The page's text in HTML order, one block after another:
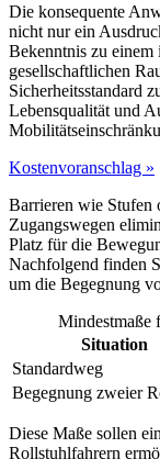
Die konsequente
nicht nur ein
Bekenntnis zu
gesellschaftlichen
Sicherheitsstandard
Lebensqualität und
Kostenvoranschlag »
Barrieren wie Stufen
Zugangswegen
Platz für die
Nachfolgend finden
um die Begegnung
Mindestmaße
Situation
Standardweg
Begegnung zweier
Diese Maße sollen
Rollstuhlfahrern